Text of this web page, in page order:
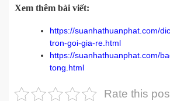
Xem thêm bài viết:
https://suanhathuanphat.com/
tron-goi-gia-re.html
https://suanhathuanphat.com/
tong.html
Rate this